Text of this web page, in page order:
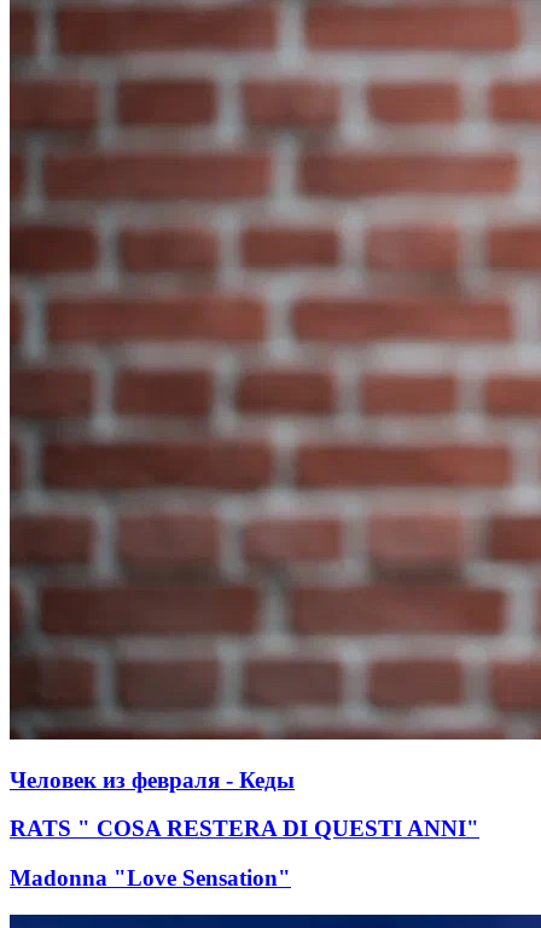
Человек из февраля - Кеды
RATS " COSA RESTERA DI QUESTI ANNI"
Madonna "Love Sensation"